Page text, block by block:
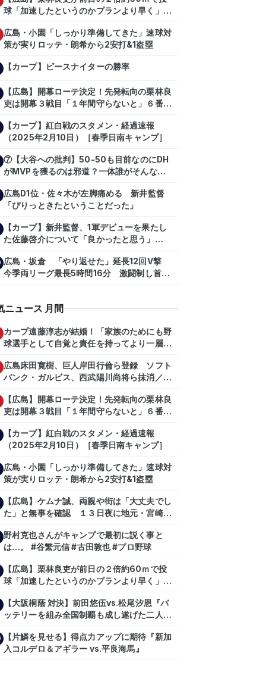
球「加速したというのかプランより早く」自
広島・小園「しっかり準備してきた」速球対
策が実りロッテ・朗希から2安打&1盗塁
【カープ】ピースナイターの勝率
【広島】開幕ローテ決定！先発転向の栗林良
吏は開幕３戦目「１年間守らないと」６番手
【カープ】紅白戦のスタメン・経過速報
（2025年2月10日）［春季日南キャンプ］
⑦【大谷への批判】50-50も目前なのにDH
がMVPを獲るのは邪道？一体誰がそんな事
【shoheiohtani】【池田親興】【高橋慶
彦】【広島東洋カープ】【プロ野球】
広島D1位・佐々木が左脚痛める 新井監督
「ぴりっときたということだった」
【カープ】新井監督、1軍デビューを果たし
た佐藤啓介について「良かったと思う」
広島・坂倉 「やり返せた」延長12回V撃
今季両リーグ最長5時間16分 激闘制し首位
ニュース 月間
カープ遠藤淳志が結婚！「家族のためにも野
球選手として自覚と責任を持ってより一層頑
広島床田寛樹、巨人岸田行倫ら登録 ソフト
バンク・ガルビス、西武陽川尚将ら抹消／２
【広島】開幕ローテ決定！先発転向の栗林良
吏は開幕３戦目「１年間守らないと」６番手
【カープ】紅白戦のスタメン・経過速報
（2025年2月10日）［春季日南キャンプ］
広島・小園「しっかり準備してきた」速球対
策が実りロッテ・朗希から2安打&1盗塁
【広島】ケムナ誠、両親や街は「大丈夫でし
た」と無事を確認 １３日夜に地元・宮崎県
野村克也さんがキャンプで最初に説く事と
は…。 #谷繁元信 #古田敦也 #プロ野球
【広島】栗林良吏が前日の２倍約60ｍで投
球「加速したというのかプランより早く」自
【大阪桐蔭 対決】前田悠伍vs.松尾汐恩『バ
ッテリーを組み全国制覇も成し遂げた二人
【片鱗を見せる】得点力アップに期待『新加
入コルデロ＆アギラー vs.平良海馬』